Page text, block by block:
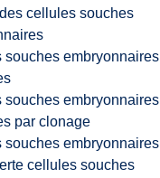
cellules souches
souches embryonnaires
souches embryonnaires
par clonage
souches embryonnaires
cellules souches